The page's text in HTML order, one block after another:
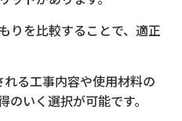
りを比較することで、適正
れる工事内容や使用材料の
のいく選択が可能です。